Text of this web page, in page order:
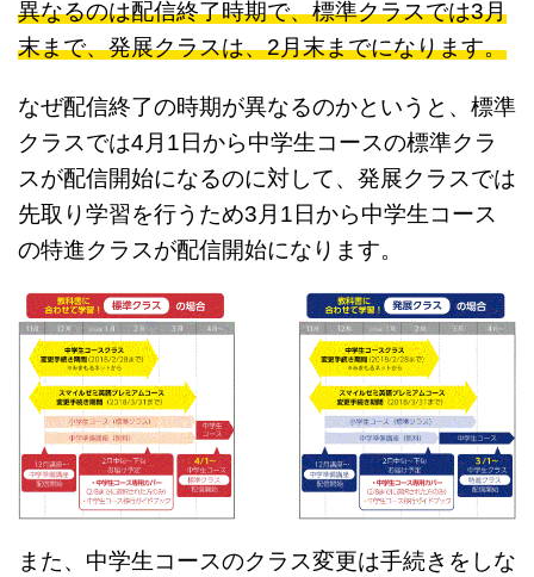
異なるのは配信終了時期で、標準クラスでは3月
末まで、発展クラスは、2月末までになります。
なぜ配信終了の時期が異なるのかというと、標準
クラスでは4月1日から中学生コースの標準クラ
スが配信開始になるのに対して、発展クラスでは
先取り学習を行うため3月1日から中学生コース
の特進クラスが配信開始になります。
また、中学生コースのクラス変更は手続きをしな